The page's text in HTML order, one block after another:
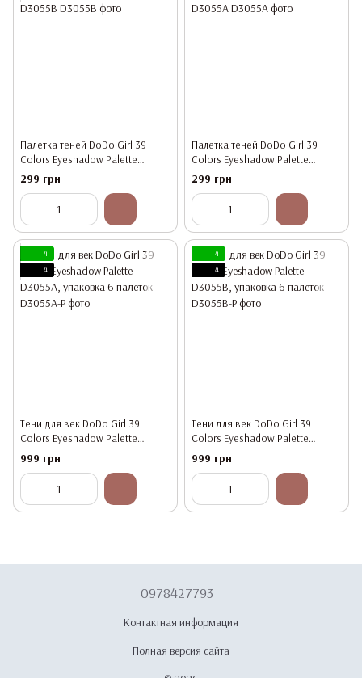
Палетка теней DoDo Girl 39
Colors Eyeshadow Palette
D3055B
299 грн
Палетка теней DoDo Girl 39
Colors Eyeshadow Palette
D3055A
299 грн
4
4
Тени для век DoDo Girl 39
Colors Eyeshadow Palette
D3055A, упаковка 6 палеток
999 грн
4
4
Тени для век DoDo Girl 39
Colors Eyeshadow Palette
D3055B, упаковка 6 палеток
999 грн
0978427793
Контактная информация
Полная версия сайта